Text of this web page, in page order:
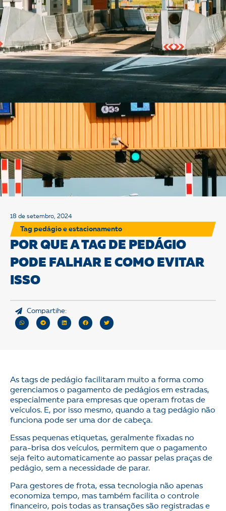
18 de setembro, 2024
Tag pedágio e estacionamento
POR QUE A TAG DE PEDÁGIO
PODE FALHAR E COMO EVITAR
ISSO
Compartihe:
As tags de pedágio facilitaram muito a forma como
gerenciamos o pagamento de pedágios em estradas,
especialmente para empresas que operam frotas de
veículos. E, por isso mesmo, quando a tag pedágio não
funciona pode ser uma dor de cabeça.
Essas pequenas etiquetas, geralmente fixadas no
para-brisa dos veículos, permitem que o pagamento
seja feito automaticamente ao passar pelas praças de
pedágio, sem a necessidade de parar.
Para gestores de frota, essa tecnologia não apenas
economiza tempo, mas também facilita o controle
financeiro, pois todas as transações são registradas e